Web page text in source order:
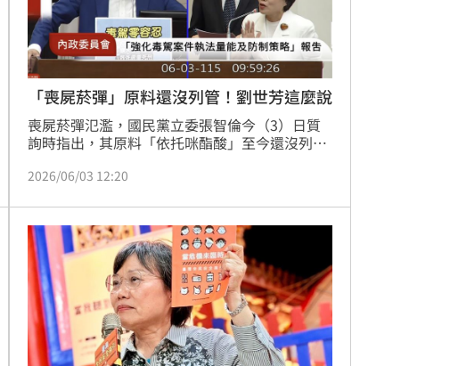
「喪屍菸彈」原料還沒列管！劉世芳這麼說
喪屍菸彈氾濫，國民黨立委張智倫今（3）日質
詢時指出，其原料「依托咪酯酸」至今還沒列入
才說六月中要在毒審會報告，空窗期間販毒集團
在6月17日毒審會會議上會將「依托咪酯酸」列
入管制範圍。
2026/06/03 12:20